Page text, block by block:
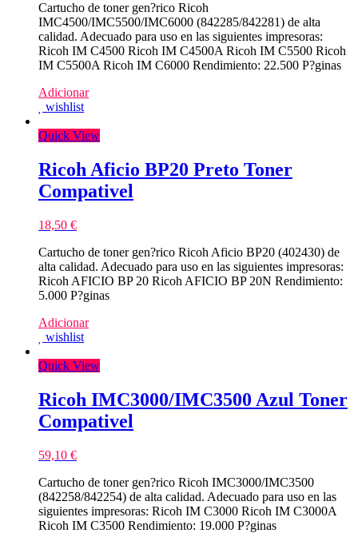
Cartucho de toner gen?rico Ricoh
IMC4500/IMC5500/IMC6000 (842285/842281) de alta
calidad. Adecuado para uso en las siguientes impresoras:
Ricoh IM C4500 Ricoh IM C4500A Ricoh IM C5500 Ricoh
IM C5500A Ricoh IM C6000 Rendimiento: 22.500 P?ginas
Adicionar
wishlist
Quick View
Ricoh Aficio BP20 Preto Toner
Compativel
18,50 €
Cartucho de toner gen?rico Ricoh Aficio BP20 (402430) de
alta calidad. Adecuado para uso en las siguientes impresoras:
Ricoh AFICIO BP 20 Ricoh AFICIO BP 20N Rendimiento:
5.000 P?ginas
Adicionar
wishlist
Quick View
Ricoh IMC3000/IMC3500 Azul Toner
Compativel
59,10 €
Cartucho de toner gen?rico Ricoh IMC3000/IMC3500
(842258/842254) de alta calidad. Adecuado para uso en las
siguientes impresoras: Ricoh IM C3000 Ricoh IM C3000A
Ricoh IM C3500 Rendimiento: 19.000 P?ginas